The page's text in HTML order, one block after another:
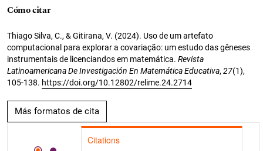
Cómo citar
Thiago Silva, C., & Gitirana, V. (2024). Uso de um artefato
computacional para explorar a covariação: um estudo das gêneses
instrumentais de licenciandos em matemática. Revista
Latinoamericana De Investigación En Matemática Educativa, 27(1),
105-138. https://doi.org/10.12802/relime.24.2714
Más formatos de cita
Citations